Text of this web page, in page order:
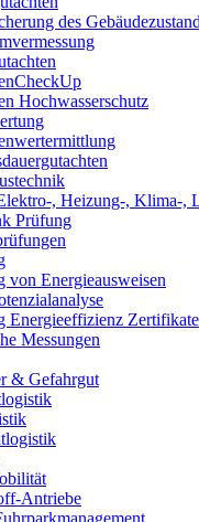
des
Hochwasserschutz
, Heizung-, Klima-,
Prüfung
von Energieausweisen
Energieeffizienz Zertifikate
Messungen
& Gefahrgut
Antriebe